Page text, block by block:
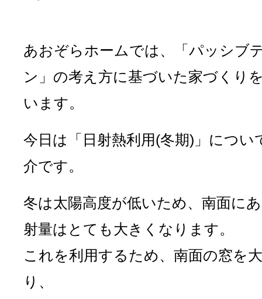
あおぞらホームでは、「パッシブ
ン」の考え方に基づいた家づくり
います。
今日は「日射熱利用(冬期)」につい
介です。
冬は太陽高度が低いため、南面に
射量はとても大きくなります。
これを利用するため、南面の窓を
り、